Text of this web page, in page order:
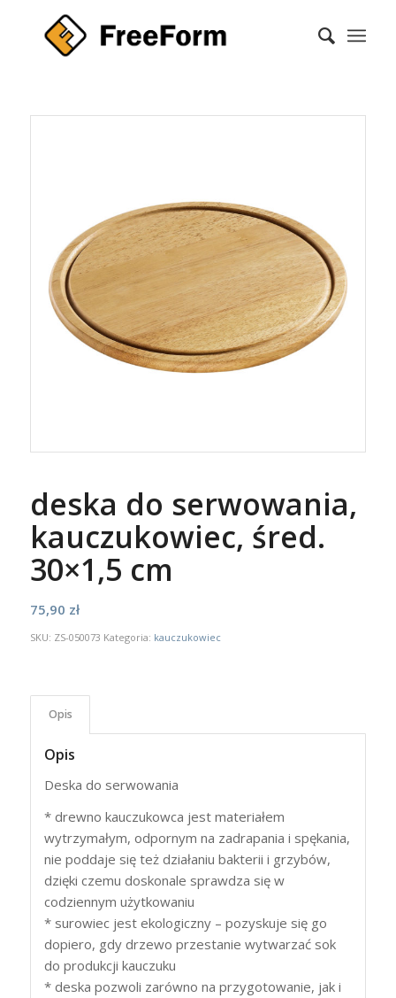
deska do serwowania,
kauczukowiec, śred.
30×1,5 cm
75,90 zł
SKU: ZS-050073 Kategoria: kauczukowiec
Opis
Opis
Deska do serwowania
* drewno kauczukowca jest materiałem
wytrzymałym, odpornym na zadrapania i spękania,
nie poddaje się też działaniu bakterii i grzybów,
dzięki czemu doskonale sprawdza się w
codziennym użytkowaniu
* surowiec jest ekologiczny – pozyskuje się go
dopiero, gdy drzewo przestanie wytwarzać sok
do produkcji kauczuku
* deska pozwoli zarówno na przygotowanie, jak i